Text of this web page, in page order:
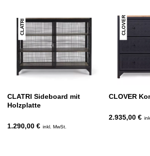
CLATRI
CLATRI Sideboard mit
Holzplatte
1.290,00 € inkl. MwSt.
CLOVER
CLOVER
2.935,00 €